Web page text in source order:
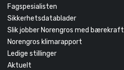
Fagspesialisten
Sikkerhetsdatablader
Slik jobber Norengros med bærekraft
Norengros klimarapport
Ledige stillinger
Aktuelt